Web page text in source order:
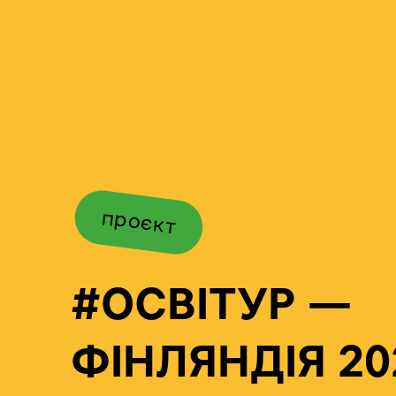
проєкт
#ОСВІТУР —
ФІНЛЯНДІЯ